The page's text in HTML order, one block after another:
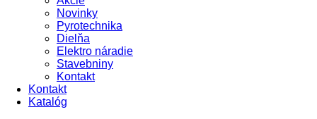
Novinky
Pyrotechnika
Dielňa
Elektro náradie
Stavebniny
Kontakt
Kontakt
Katalóg